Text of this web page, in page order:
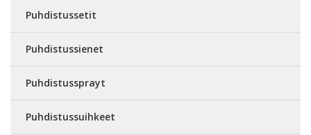
Puhdistussetit
Puhdistussienet
Puhdistussprayt
Puhdistussuihkeet